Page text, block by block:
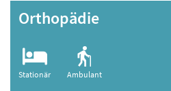
Orthopädie
Stationär Ambulant